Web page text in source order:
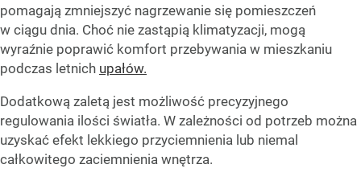
pomagają zmniejszyć nagrzewanie się pomieszczeń
w ciągu dnia. Choć nie zastąpią klimatyzacji, mogą
wyraźnie poprawić komfort przebywania w mieszkaniu
podczas letnich upałów.
Dodatkową zaletą jest możliwość precyzyjnego
regulowania ilości światła. W zależności od potrzeb można
uzyskać efekt lekkiego przyciemnienia lub niemal
całkowitego zaciemnienia wnętrza.